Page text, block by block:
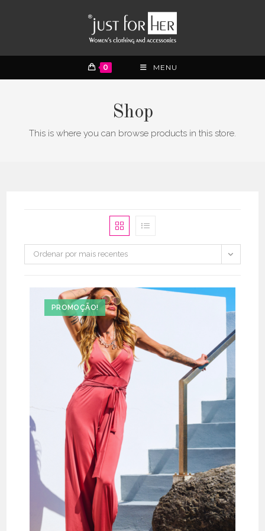
0 MENU
Shop
This is where you can browse products in this store.
Ordenar por mais recentes
PROMOÇÃO!